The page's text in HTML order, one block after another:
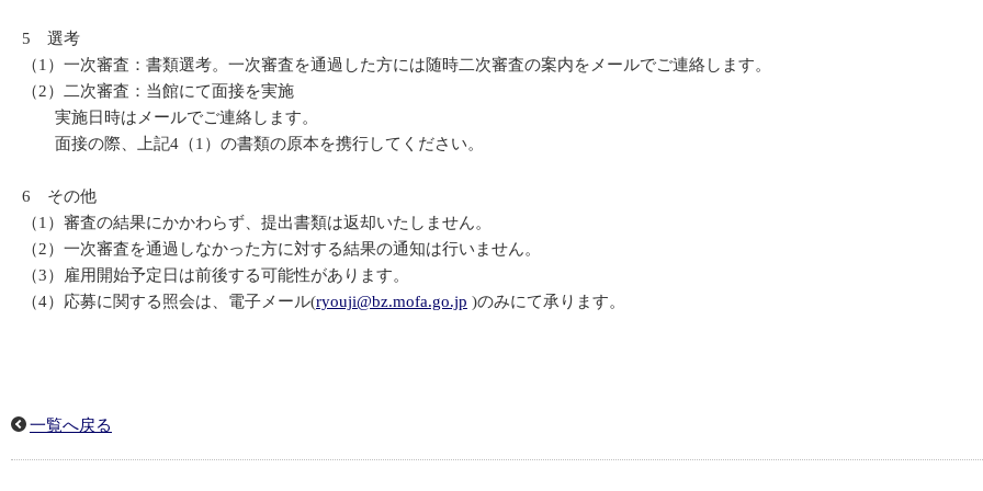
5 選考
（1）一次審査：書類選考。一次審査を通過した方には随時二次審査の案内をメールでご連絡します。
（2）二次審査：当館にて面接を実施
実施日時はメールでご連絡します。
面接の際、上記4（1）の書類の原本を携行してください。
6 その他
（1）審査の結果にかかわらず、提出書類は返却いたしません。
（2）一次審査を通過しなかった方に対する結果の通知は行いません。
（3）雇用開始予定日は前後する可能性があります。
（4）応募に関する照会は、電子メール(ryouji@bz.mofa.go.jp )のみにて承ります。
一覧へ戻る